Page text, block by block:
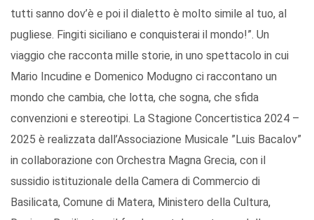
tutti sanno dov’è e poi il dialetto è molto simile al tuo, al
pugliese. Fingiti siciliano e conquisterai il mondo!”. Un
viaggio che racconta mille storie, in uno spettacolo in cui
Mario Incudine e Domenico Modugno ci raccontano un
mondo che cambia, che lotta, che sogna, che sfida
convenzioni e stereotipi. La Stagione Concertistica 2024 –
2025 è realizzata dall’Associazione Musicale ”Luis Bacalov”
in collaborazione con Orchestra Magna Grecia, con il
sussidio istituzionale della Camera di Commercio di
Basilicata, Comune di Matera, Ministero della Cultura,